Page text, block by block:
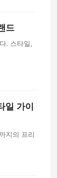
드
. 스타일,
일 가이
지의 프리